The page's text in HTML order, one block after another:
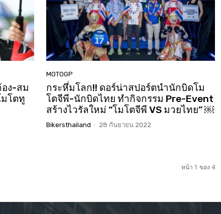
อง-สม
โตทู
MOTOGP
กระหึ่มโลก!! ดอร์น่าสปอร์ตนำนักบิดโม
โตจีพี-นักบิดไทย ทำกิจกรรม Pre-Event
สร้างไวรัลใหม่ “โมโตจีพี VS มวยไทย” ￼
Bikersthailand - 28 กันยายน 2022
หน้า 1 ของ 4